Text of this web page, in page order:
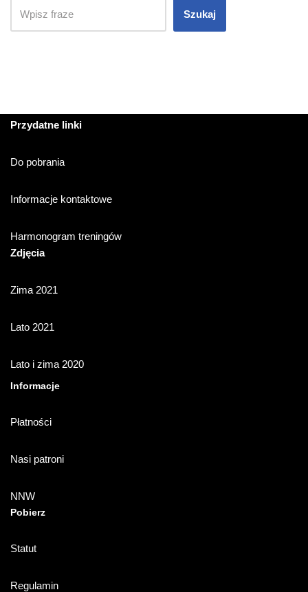
Szukaj
Przydatne linki
Do pobrania
Informacje kontaktowe
Harmonogram treningów
Zdjęcia
Zima 2021
Lato 2021
Lato i zima 2020
Informacje
Płatności
Nasi patroni
NNW
Pobierz
Statut
Regulamin